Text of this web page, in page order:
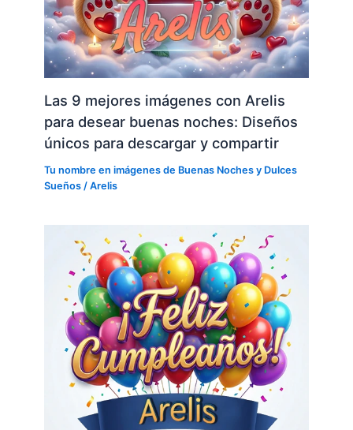
Las 9 mejores imágenes con Arelis
para desear buenas noches: Diseños
únicos para descargar y compartir
Tu nombre en imágenes de Buenas Noches y Dulces
Sueños /Arelis